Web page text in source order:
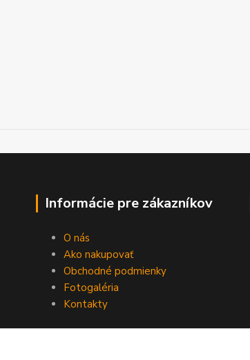
Informácie pre zákazníkov
O nás
Ako nakupovať
Obchodné podmienky
Fotogaléria
Kontakty